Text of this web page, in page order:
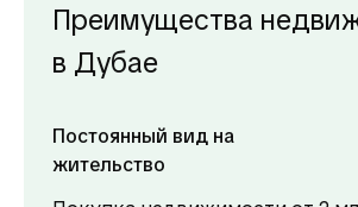
Преимущества
в Дубае
Постоянный вид на
жительство